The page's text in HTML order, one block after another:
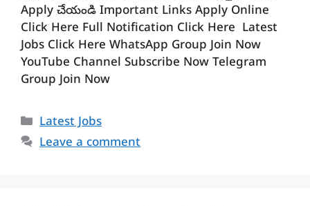
Apply చేయండి Important Links Apply Online
Click Here Full Notification Click Here Latest
Jobs Click Here WhatsApp Group Join Now
YouTube Channel Subscribe Now Telegram
Group Join Now
Categories
Latest Jobs
Leave a comment